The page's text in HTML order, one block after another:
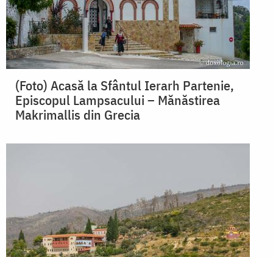
(Foto) Acasă la Sfântul Ierarh Partenie,
Episcopul Lampsacului – Mănăstirea
Makrimallis din Grecia